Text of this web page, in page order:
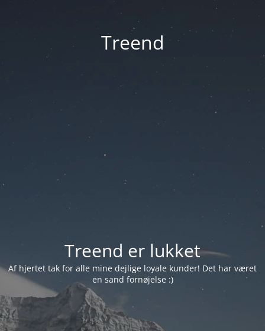
Treend
Treend er lukket
Af hjertet tak for alle mine dejlige loyale kunder! Det har været
en sand fornøjelse :)